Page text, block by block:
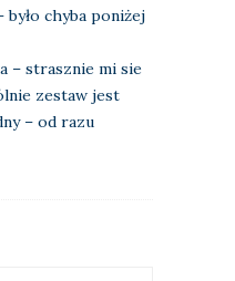
było chyba poniżej
– strasznie mi sie
zestaw jest
– od razu